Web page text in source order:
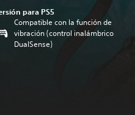
para PS5
Compatible con la función de
vibración (control inalámbrico
DualSense)